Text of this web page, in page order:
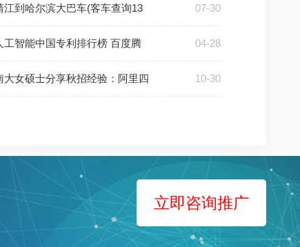
江到哈尔滨大巴车(客车查询13 07-30
工智能中国专利排行榜 百度腾 04-28
大女硕士分享秋招经验：阿里四 10-30
立即咨询推广